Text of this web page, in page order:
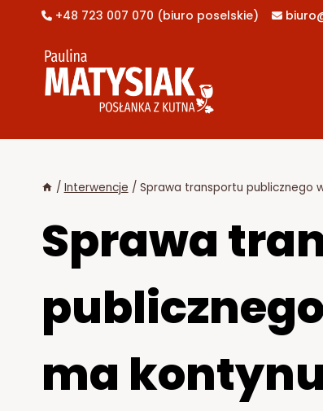
Przejdź +48 723 007 070 (biuro poselskie) 
/ Interwencje / Sprawa transportu publicznego
Sprawa
ma